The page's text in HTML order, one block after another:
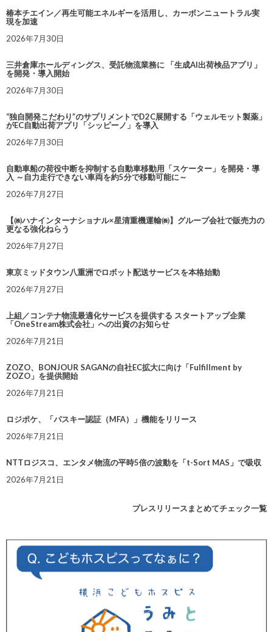
椿本チエイン／再生可能エネルギーを活用し、カーボンニュートラル実
現を加速
2026年7月30日
三井倉庫ホールディングス、受託物流業務に 「生成AI出荷検品アプリ」
を開発・導入開始
2026年7月30日
“独自開発こだわり”のサプリメントでD2C展開する「ウェルモット製薬」
がEC自動出荷アプリ「シッピーノ」を導入
2026年7月30日
自動車船の荷役中断を抑制する自動車移動用「スケーター」を開発・導
入 ～自力走行できない車両を約5分で移動可能に～
2026年7月27日
【㈱ハナインターナショナル×星清重機運輸㈱】グループ会社で販売力の
更なる強化ねらう
2026年7月27日
東京ミッドタウン八重洲でロボット配送サービスを本格始動
2026年7月27日
上組／コンテナ物流最適化サービスを提供する スタートアップ企業
「OneStream株式会社」への出資のお知らせ
2026年7月21日
ZOZO、BONJOUR SAGANの自社EC拡大に向け「Fulfillment by
ZOZO」を提供開始
2026年7月21日
ロジポケ、「パスキー認証（MFA）」機能をリリース
2026年7月21日
NTTロジスコ、エンタメ物流の平時5倍の波動を「t-Sort MAS」で吸収
2026年7月21日
プレスリリースまとめてチェック一覧